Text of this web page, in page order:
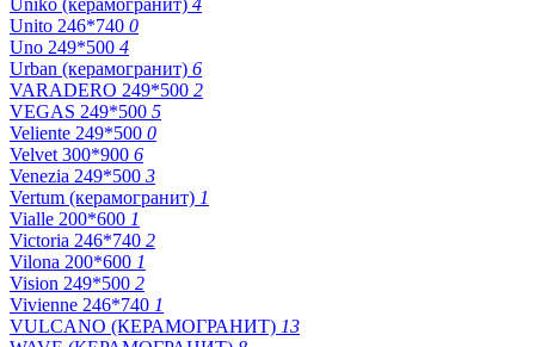
Unito 246*740 0
Uno 249*500 4
Urban (керамогранит) 6
VARADERO 249*500 2
VEGAS 249*500 5
Veliente 249*500 0
Velvet 300*900 6
Venezia 249*500 3
Vertum (керамогранит) 1
Vialle 200*600 1
Victoria 246*740 2
Vilona 200*600 1
Vision 249*500 2
Vivienne 246*740 1
VULCANO (КЕРАМОГРАНИТ) 13